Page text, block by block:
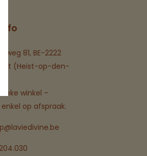
81, BE-2222
(Heist-op-den-
winkel –
op afspraak.